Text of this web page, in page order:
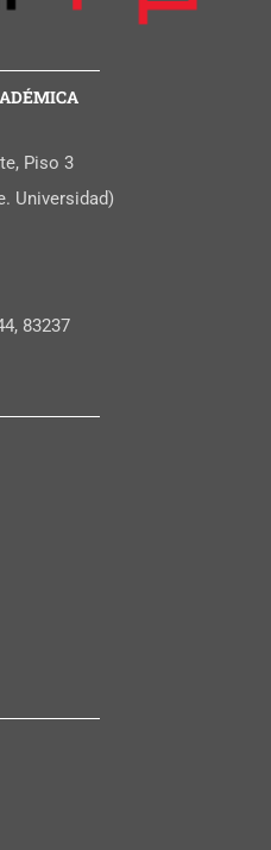
Piso 3
Universidad)
83237